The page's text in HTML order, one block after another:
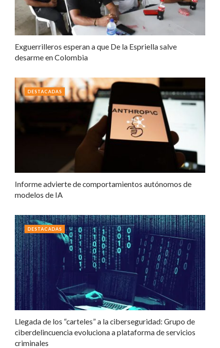
Exguerrilleros esperan a que De la Espriella salve
desarme en Colombia
Informe advierte de comportamientos autónomos de
modelos de IA
DESTACADAS
Llegada de los “carteles” a la ciberseguridad: Grupo de
ciberdelincuencia evoluciona a plataforma de servicios
criminales
DESTACADAS